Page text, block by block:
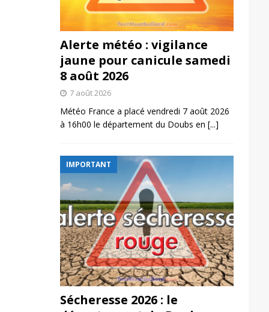
Alerte météo : vigilance
jaune pour canicule samedi
8 août 2026
7 août 2026
Météo France a placé vendredi 7 août 2026
à 16h00 le département du Doubs en [...]
IMPORTANT
Sécheresse 2026 : le